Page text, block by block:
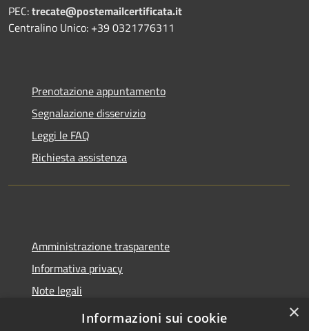
PEC:trecate@postemailcertificata.it
Centralino Unico: +39 0321776311
Prenotazione appuntamento
Segnalazione disservizio
Leggi le FAQ
Richiesta assistenza
Amministrazione trasparente
Informativa privacy
Note legali
Dichiarazione di accessibilità
×
Informazioni sui cookie